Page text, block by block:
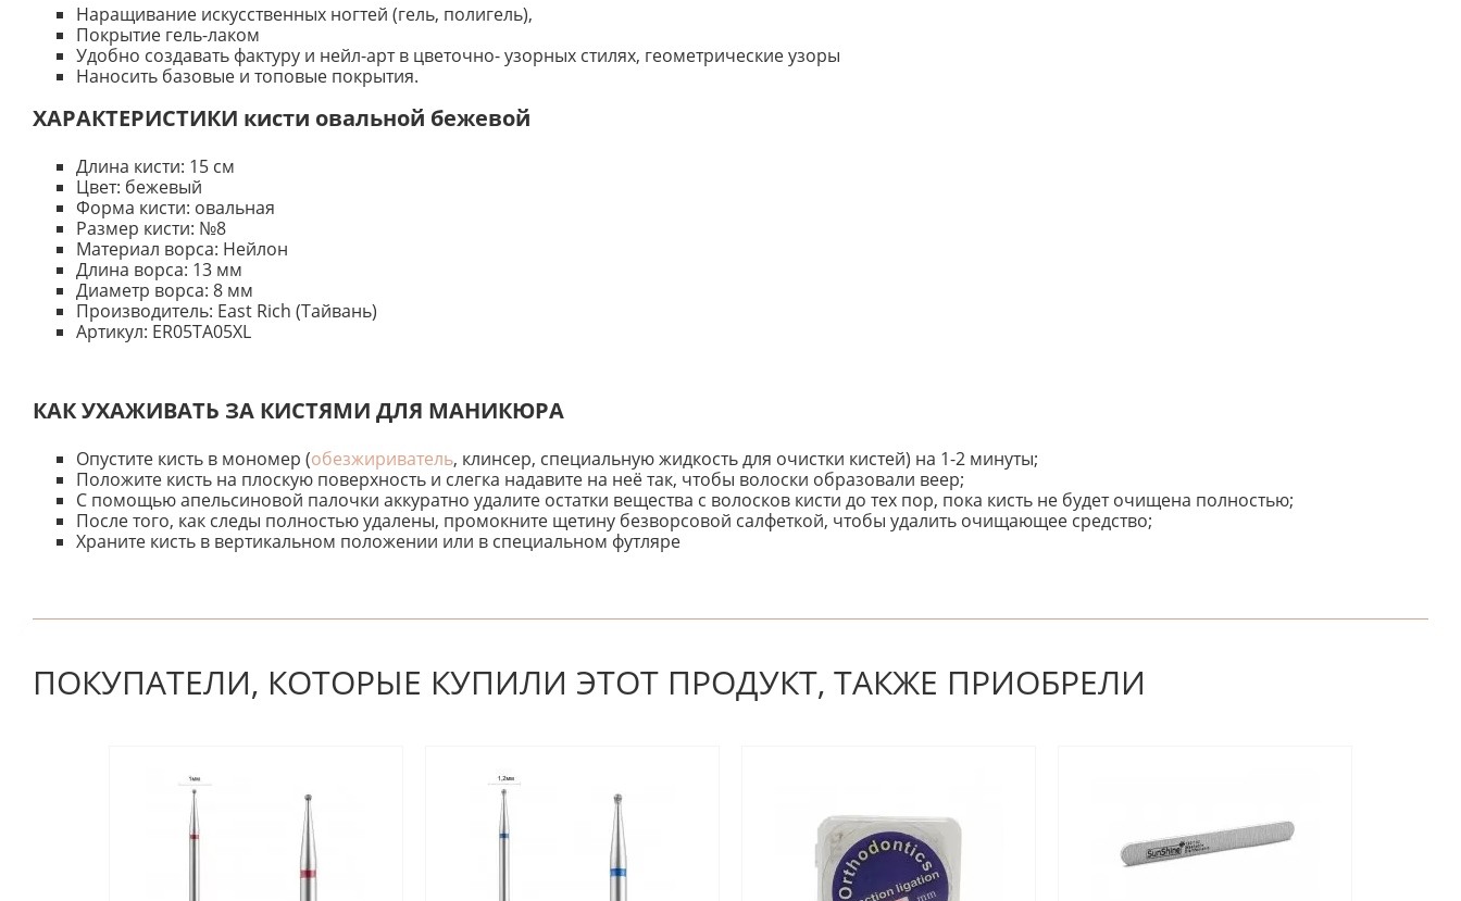
Наращивание искусственных ногтей (гель, полигель),
Покрытие гель-лаком
Удобно создавать фактуру и нейл-арт в цветочно- узорных стилях, геометрические узоры
Наносить базовые и топовые покрытия.
ХАРАКТЕРИСТИКИ кисти овальной бежевой
Длина кисти: 15 cм
Цвет: бежевый
Форма кисти: овальная
Размер кисти: №8
Материал ворса: Нейлон
Длина ворса: 13 мм
Диаметр ворса: 8 мм
Производитель: East Rich (Тайвань)
Артикул: ER05TA05ХL
КАК УХАЖИВАТЬ ЗА КИСТЯМИ ДЛЯ МАНИКЮРА
Опустите кисть в мономер (обезжириватель, клинсер, специальную жидкость для очистки кистей) на 1-2 минуты;
Положите кисть на плоскую поверхность и слегка надавите на неё так, чтобы волоски образовали веер;
С помощью апельсиновой палочки аккуратно удалите остатки вещества с волосков кисти до тех пор, пока кисть не будет очищена полностью;
После того, как следы полностью удалены, промокните щетину безворсовой салфеткой, чтобы удалить очищающее средство;
Храните кисть в вертикальном положении или в специальном футляре
К настоящему времени нет отзывов. Вы можете стать первым! Будьте первым, кто напишет отзыв.
ПОКУПАТЕЛИ, КОТОРЫЕ КУПИЛИ ЭТОТ ПРОДУКТ, ТАКЖЕ ПРИОБРЕЛИ